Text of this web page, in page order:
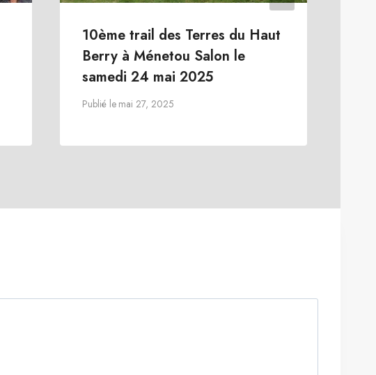
10ème trail des Terres du Haut
Berry à Ménetou Salon le
samedi 24 mai 2025
Publié le mai 27, 2025